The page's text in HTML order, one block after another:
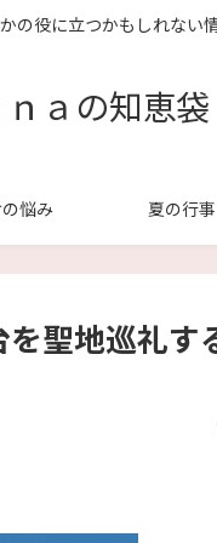
の役に立つかもしれない
ｎａの知恵袋
悩み 夏の行事
聖地巡礼す